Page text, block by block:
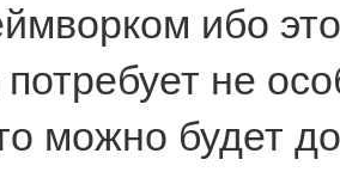
ибо
не
можно будет